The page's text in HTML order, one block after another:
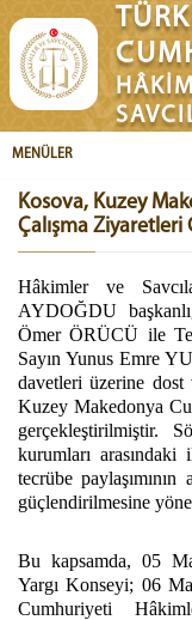
MENÜLER
Kosova, Kuzey
Çalışma
Hâkimler ve
AYDOĞDU
Ömer ÖRÜCÜ ile
Sayın Yunus Emre
davetleri üzerine
Kuzey Makedonya
gerçekleştirilmiştir.
kurumları arasındaki
tecrübe
güçlendirilmesine
Bu kapsamda, 05
Yargı Konseyi; 06
Cumhuriyeti